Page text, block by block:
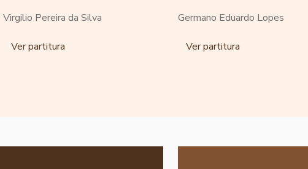
Virgilio Pereira da Silva
Ver partitura
Germano Eduardo Lopes
Ver partitura